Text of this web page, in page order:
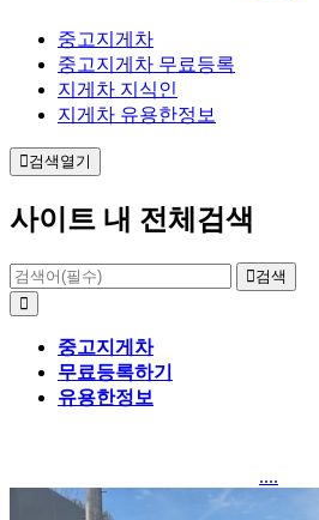
중고지게차
중고지게차 무료등록
지게차 지식인
지게차 유용한정보
검색열기
사이트 내 전체검색
검색
중고지게차
무료등록하기
유용한정보
....